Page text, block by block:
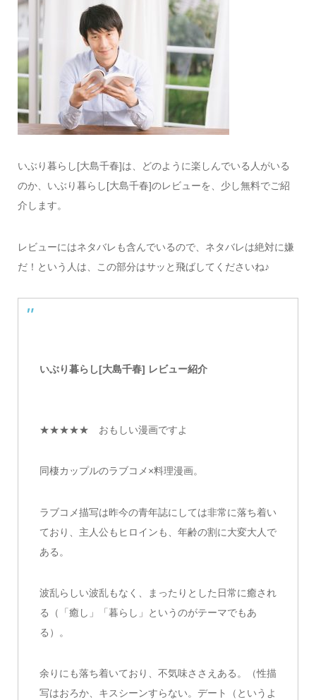
いぶり暮らし[大島千春]は、どのように楽しんでいる人がいる
のか、いぶり暮らし[大島千春]のレビューを、少し無料でご紹
介します。
レビューにはネタバレも含んでいるので、ネタバレは絶対に嫌
だ！という人は、この部分はサッと飛ばしてくださいね♪
いぶり暮らし[大島千春] レビュー紹介
★★★★★ おもしい漫画ですよ
同棲カップルのラブコメ×料理漫画。
ラブコメ描写は昨今の青年誌にしては非常に落ち着い
ており、主人公もヒロインも、年齢の割に大変大人で
ある。
波乱らしい波乱もなく、まったりとした日常に癒され
る（「癒し」「暮らし」というのがテーマでもあ
る）。
余りにも落ち着いており、不気味ささえある。（性描
写はおろか、キスシーンすらない。デート（というよ